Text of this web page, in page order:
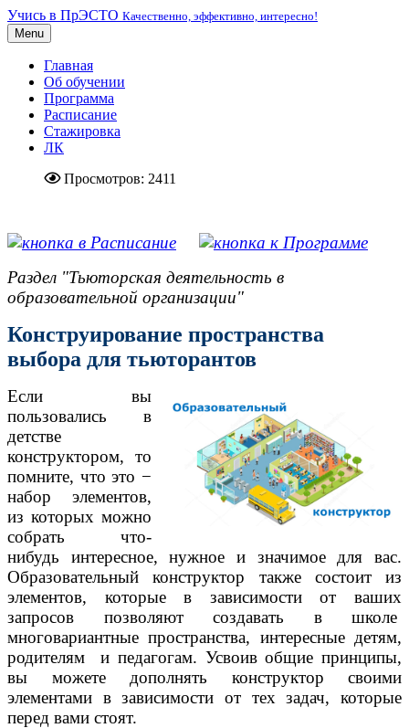
Учись в ПрЭСТО Качественно, эффективно, интересно!
Menu
Главная
Об обучении
Программа
Расписание
Стажировка
ЛК
Просмотров: 2411
Раздел "Тьюторская деятельность в
образовательной организации"
Конструирование пространства
выбора для тьюторантов
Если вы
пользовались в
детстве
конструктором, то
помните, что это −
набор элементов,
из которых можно
собрать что-
нибудь интересное, нужное и значимое для вас.
Образовательный конструктор также состоит из
элементов, которые в зависимости от ваших
запросов позволяют создавать в школе
многовариантные пространства, интересные детям,
родителям и педагогам. Усвоив общие принципы,
вы можете дополнять конструктор своими
элементами в зависимости от тех задач, которые
перед вами стоят.